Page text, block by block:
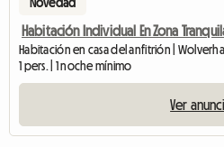
Novedad
Habitación Individual En Zona
Habitación en casa del anfitrión |
1 pers. | 1 noche mínimo
Ver